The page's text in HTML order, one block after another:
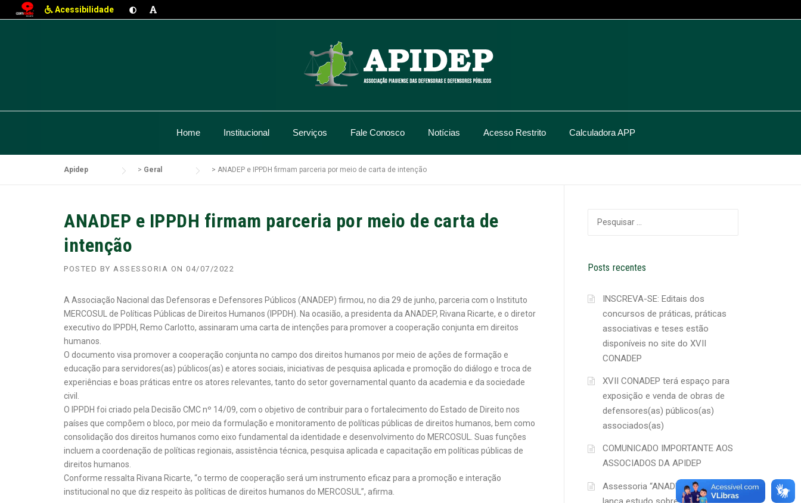
Acessibilidade
Home Institucional Serviços Fale Conosco Notícias Acesso Restrito Calculadora APP
Apidep > Geral > ANADEP e IPPDH firmam parceria por meio de carta de intenção
ANADEP e IPPDH firmam parceria por meio de carta de
intenção
POSTED BY ASSESSORIA ON 04/07/2022
A Associação Nacional das Defensoras e Defensores Públicos (ANADEP) firmou, no dia 29 de junho, parceria com o Instituto
MERCOSUL de Políticas Públicas de Direitos Humanos (IPPDH). Na ocasião, a presidenta da ANADEP, Rivana Ricarte, e o diretor
executivo do IPPDH, Remo Carlotto, assinaram uma carta de intenções para promover a cooperação conjunta em direitos
humanos.
O documento visa promover a cooperação conjunta no campo dos direitos humanos por meio de ações de formação e
educação para servidores(as) públicos(as) e atores sociais, iniciativas de pesquisa aplicada e promoção do diálogo e troca de
experiências e boas práticas entre os atores relevantes, tanto do setor governamental quanto da academia e da sociedade
civil.
O IPPDH foi criado pela Decisão CMC nº 14/09, com o objetivo de contribuir para o fortalecimento do Estado de Direito nos
países que compõem o bloco, por meio da formulação e monitoramento de políticas públicas de direitos humanos, bem como
consolidação dos direitos humanos como eixo fundamental da identidade e desenvolvimento do MERCOSUL. Suas funções
incluem a coordenação de políticas regionais, assistência técnica, pesquisa aplicada e capacitação em políticas públicas de
direitos humanos.
Conforme ressalta Rivana Ricarte, “o termo de cooperação será um instrumento eficaz para a promoção e interação
institucional no que diz respeito às políticas de direitos humanos do MERCOSUL”, afirma.
Posts recentes
INSCREVA-SE: Editais dos
concursos de práticas, práticas
associativas e teses estão
disponíveis no site do XVII
CONADEP
XVII CONADEP terá espaço para
exposição e venda de obras de
defensores(as) públicos(as)
associados(as)
COMUNICADO IMPORTANTE AOS
ASSOCIADOS DA APIDEP
Assessoria “ANADEP Mulher”